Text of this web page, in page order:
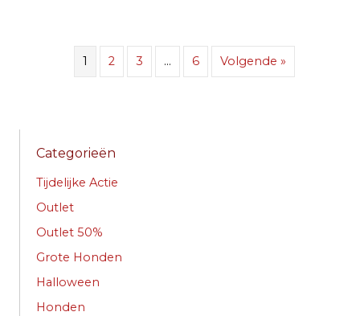
1 2 3 … 6 Volgende »
Categorieën
Tijdelijke Actie
Outlet
Outlet 50%
Grote Honden
Halloween
Honden